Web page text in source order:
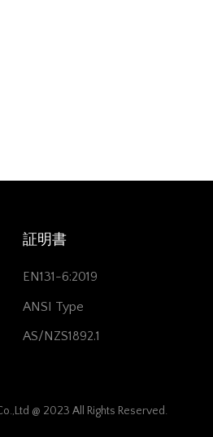
証明書
EN131-6:2019
ANSI Type
AS/NZS1892.1
@ 2023 All Rights Reserved.